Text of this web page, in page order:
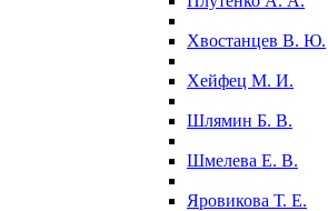
Хвостанцев В. Ю.
Хейфец М. И.
Шлямин Б. В.
Шмелева Е. В.
Яровикова Т. Е.